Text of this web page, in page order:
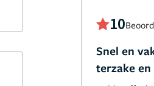
10
Snel en
terzake